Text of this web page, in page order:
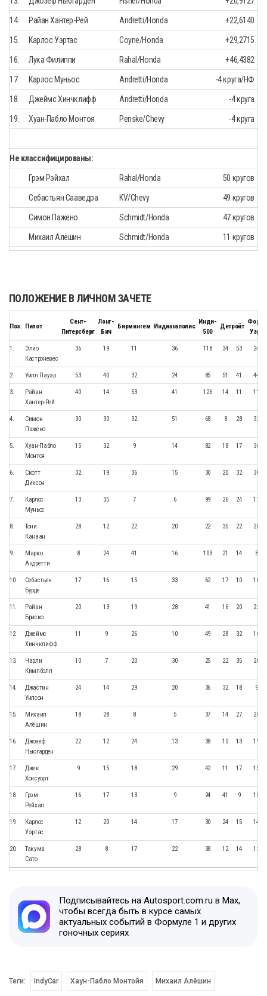
14. Райан Хантер-Рей Andretti/Honda +22,6140
15. Карлос Уэртас Coyne/Honda +29,2715
16. Лука Филиппи Rahal/Honda +46,4382
17. Карлос Муньос Andretti/Honda -4 круга/НФ
18. Джеймс Хинчклифф Andretti/Honda -4 круга
19. Хуан-Пабло Монтоя Penske/Chevy -4 круга
Не классифицированы:
Грэм Рэйхал Rahal/Honda 50 кругов
Себастьян Сааведра KV/Chevy 49 кругов
Симон Пажено Schmidt/Honda 47 кругов
Михаил Алёшин Schmidt/Honda 11 кругов
ПОЛОЖЕНИЕ В ЛИЧНОМ ЗАЧЕТЕ
Поз. Пилот
Сент-
Питерсберг
Лонг-
Бич
Бирмингем Индианаполис
Инди-
500
Детройт
Форт-
Уэрт
1.
Элио
Кастроневеc
36 19 11 36 118 34 53 24
2. Уилл Пауэр 53 40 32 24 85 51 41 44
3.
Райан
Хантер-Рей
40 14 53 41 126 14 11 11
4.
Симон
Пажено
30 30 32 51 68 8 28 32
5.
Хуан-Пабло
Монтоя
15 32 9 14 82 18 17 36
6.
Скотт
Диксон
32 19 36 15 30 20 32 30
7.
Карлос
Муньос
13 35 7 6 99 26 24 17
8.
Тони
Канаан
28 12 22 20 22 35 22 28
9.
Марко
Андретти
8 24 41 16 103 21 14 8
10.
Себастьен
Бурде
17 16 15 33 62 17 10 10
11.
Райан
Бриско
20 13 19 28 41 16 20 22
12.
Джеймс
Хинчклифф
11 9 26 10 49 28 32 16
13.
Чарли
Кимпболл
10 7 20 30 25 22 35 20
14.
Джастин
Уилсон
24 14 29 20 36 32 18 9
15.
Михаил
Алёшин
18 28 8 5 37 14 27 26
16.
Джозеф
Ньюгарден
22 12 24 13 38 10 13 19
17.
Джек
Хоксуорт
9 15 18 29 42 11 17 15
18.
Грэм
Рейхал
16 17 13 9 24 41 9 18
19.
Карлос
Уэртас
12 20 14 17 30 24 15 14
20.
Такума
Сато
28 8 17 22 38 12 14 12
Подписывайтесь на Autosport.com.ru в Max,
чтобы всегда быть в курсе самых
актуальных событий в Формуле 1 и других
гоночных сериях
Теги: IndyCar Хаун-Пабло Монтойя Михаил Алёшин